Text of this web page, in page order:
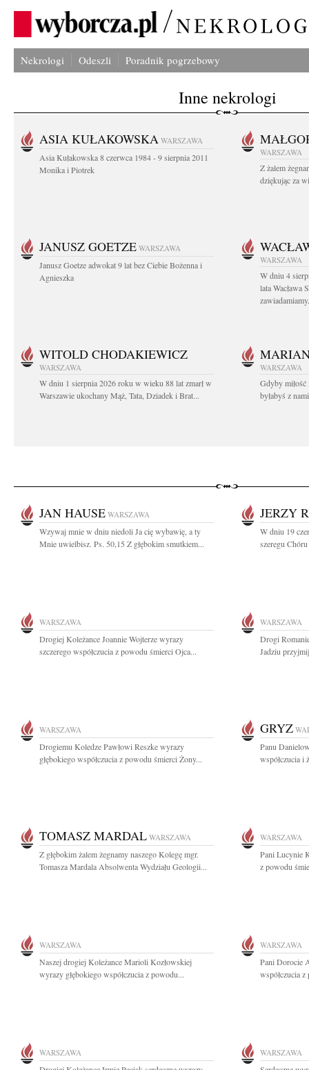
Nekrologi Odeszli Poradnik pogrzebowy
Inne nekrologi
ASIA KUŁAKOWSKA WARSZAWA
Asia Kułakowska 8 czerwca 1984 - 9 sierpnia 2011
Monika i Piotrek
WARSZAWA
Z żalem
dziękując za
JANUSZ GOETZE WARSZAWA
Janusz Goetze adwokat 9 lat bez Ciebie Bożenna i
Agnieszka
WARSZAWA
W dniu 4
lata Wacława
WITOLD CHODAKIEWICZ
WARSZAWA
W dniu 1 sierpnia 2026 roku w wieku 88 lat zmarł w
Warszawie ukochany Mąż, Tata, Dziadek i Brat...
WARSZAWA
Gdyby miłość
byłabyś z
JAN HAUSE WARSZAWA
Wzywaj mnie w dniu niedoli Ja cię wybawię, a ty
Mnie uwielbisz. Ps. 50,15 Z głębokim smutkiem...
JERZY
W dniu 19
szeregu
WARSZAWA
Drogiej Koleżance Joannie Wojterze wyrazy
szczerego współczucia z powodu śmierci Ojca...
WARSZAWA
Drogi
Jadziu
WARSZAWA
Drogiemu Koledze Pawłowi Reszke wyrazy
głębokiego współczucia z powodu śmierci Żony...
GRYZ
Panu
współczucia i
TOMASZ MARDAL WARSZAWA
Z głębokim żalem żegnamy naszego Kolegę mgr.
Tomasza Mardala Absolwenta Wydziału Geologii...
WARSZAWA
Pani Lucynie
z powodu
WARSZAWA
Naszej drogiej Koleżance Marioli Kozłowskiej
wyrazy głębokiego współczucia z powodu...
WARSZAWA
Pani Dorocie
współczucia
WARSZAWA WARSZAWA